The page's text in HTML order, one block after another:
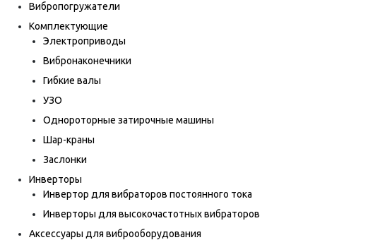
Вибропогружатели
Комплектующие
Электроприводы
Вибронаконечники
Гибкие валы
УЗО
Однороторные затирочные машины
Шар-краны
Заслонки
Инверторы
Инвертор для вибраторов постоянного тока
Инверторы для высокочастотных вибраторов
Аксессуары для виброоборудования